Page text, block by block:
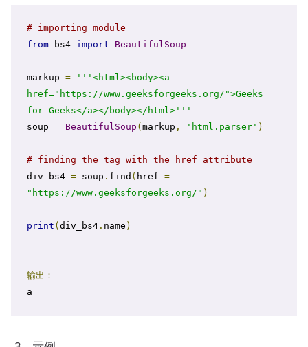
# importing module
from bs4 import BeautifulSoup
markup =
'''<html><body><a
href="https://www.geeksforgeeks.org/">Geeks
for Geeks</a></body></html>'''
soup = BeautifulSoup (markup , 'html.parser' )
# finding the tag with the href attribute
div_bs4 = soup . find ( href =
"https://www.geeksforgeeks.org/" )
print (div_bs4. name )
输出：
a